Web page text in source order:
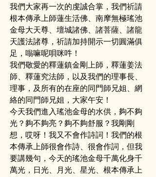
我們大家再一次的虔誠合掌，我們祈請
根本傳承上師蓮生活佛、南摩無極瑤池
金母大天尊、壇城諸佛、諸菩薩、諸龍
天護法諸尊，祈請加持開示一切圓滿俱
足，嗡嘛呢唄咪吽！
我們敬愛的釋蓮鎮金剛上師，釋蓮姜法
師、釋蓮究法師，以及我們的理事長、
理事，及所有的在座的同門師兄姐、網
絡的同門師兄姐，大家午安！
今天我們進入瑤池金母的水供，夠不夠
光？夠不夠亮？夠不夠舒服？我剛剛
想，哎呀！我又不會作詩詞！我們的根
本傳承上師很會作詩、很會作詞，但我
要講幾句，今天的瑤池金母千萬化身千
萬光，日光、月光、星光、根本傳承上